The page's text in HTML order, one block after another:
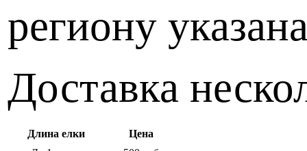
региону
Доставка
Длина елки
Цена